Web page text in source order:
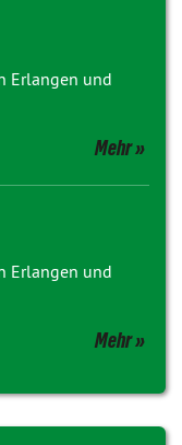
Erlangen und
Mehr
Erlangen und
Mehr